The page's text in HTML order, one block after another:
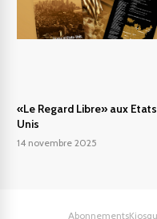
«Le Regard Libre» aux
Unis
14 novembre 2025
Abonnements